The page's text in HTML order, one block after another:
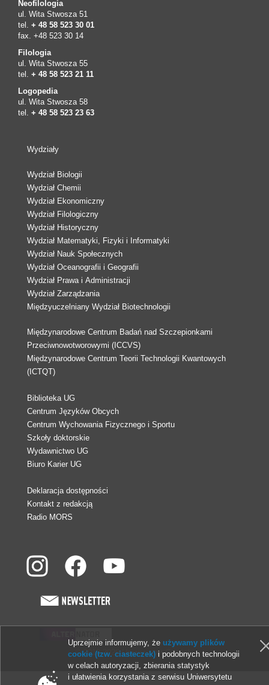
Neofilologia
ul. Wita Stwosza 51
tel. + 48 58 523 30 01
fax. +48 523 30 14
Filologia
ul. Wita Stwosza 55
tel. + 48 58 523 21 11
Logopedia
ul. Wita Stwosza 58
tel. + 48 58 523 23 63
Wydziały
Wydział Biologii
Wydział Chemii
Wydział Ekonomiczny
Wydział Filologiczny
Wydział Historyczny
Wydział Matematyki, Fizyki i Informatyki
Wydział Nauk Społecznych
Wydział Oceanografii i Geografii
Wydział Prawa i Administracji
Wydział Zarządzania
Międzyuczelniany Wydział Biotechnologii
Międzynarodowe Centrum Badań nad Szczepionkami
Przeciwnowotworowymi (ICCVS)
Międzynarodowe Centrum Teorii Technologii Kwantowych
(ICTQT)
Biblioteka UG
Centrum Języków Obcych
Centrum Wychowania Fizycznego i Sportu
Szkoły doktorskie
Wydawnictwo UG
Biuro Karier UG
Deklaracja dostępności
Kontakt z redakcją
Radio MORS
© 2013-2026 Uniwersytet Gdański
Uprzejmie informujemy, że używamy plików
cookie (tzw. ciasteczek) i podobnych technologii
w celach autoryzacji, zbierania statystyk
i ułatwienia korzystania z serwisu Uniwersytetu